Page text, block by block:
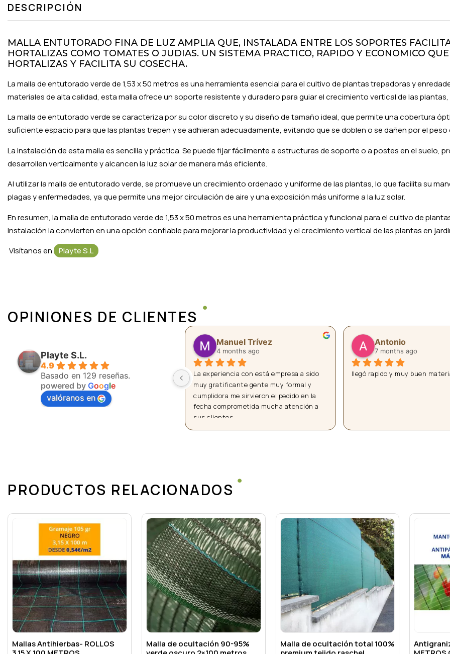
DESCRIPCIÓN
MALLA ENTUTORADO FINA DE LUZ AMPLIA QUE, INSTALADA ENTRE LOS SOPORTES
HORTALIZAS COMO TOMATES O JUDIAS. UN SISTEMA PRACTICO, RAPIDO Y ECONOMICO
HORTALIZAS Y FACILITA SU COSECHA.
La malla de entutorado verde de 1,53 x 50 metros es una herramienta esencial para el cultivo de plantas trepadoras y
materiales de alta calidad, esta malla ofrece un soporte resistente y duradero para guiar el crecimiento vertical de las
La malla de entutorado verde se caracteriza por su color discreto y su diseño de tamaño ideal, que permite una cobertura
suficiente espacio para que las plantas trepen y se adhieran adecuadamente, evitando que se doblen o se dañen por el
La instalación de esta malla es sencilla y práctica. Se puede fijar fácilmente a estructuras de soporte o a postes en el suelo,
desarrollen verticalmente y alcancen la luz solar de manera más eficiente.
Al utilizar la malla de entutorado verde, se promueve un crecimiento ordenado y uniforme de las plantas, lo que facilita su
plagas y enfermedades, ya que permite una mejor circulación de aire y una exposición más uniforme a la luz solar.
En resumen, la malla de entutorado verde de 1,53 x 50 metros es una herramienta práctica y funcional para el cultivo de
instalación la convierten en una opción confiable para mejorar la productividad y el crecimiento vertical de las plantas en
Visítanos en
Playte S.L
OPINIONES DE CLIENTES
Playte S.L.
4.9
Basado en 129 reseñas.
powered by Google
valóranos en
4 months ago
La experiencia con está empresa a sido
muy gratificante gente muy formal y
cumplidora me sirvieron el pedido en la
fecha comprometida mucha atención a
Antonio
7 months ago
llegó rapido y muy buen materia
Emilio Moreno
8 months ago
Buena?calidad, buen trato y buen
PRODUCTOS RELACIONADOS
Mallas Antihierbas- ROLLOS
Malla de ocultación 90-95%
Malla de ocultación total 100%